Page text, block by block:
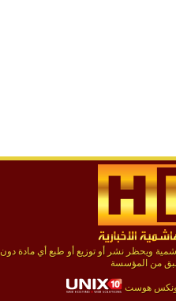
ويحظر نشر أو توزيع أو طبع أي مادة دون
من المؤسسة
هوست